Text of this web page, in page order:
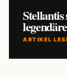
ARTIKEL